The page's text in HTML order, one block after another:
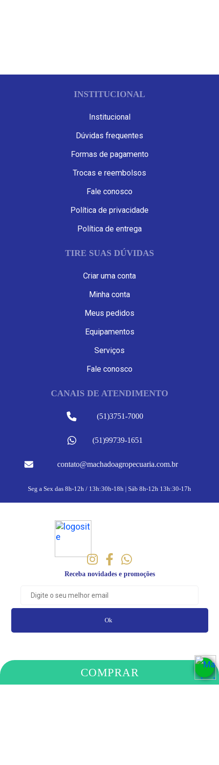
COMPRAR
INSTITUCIONAL
Institucional
Dúvidas frequentes
Formas de pagamento
Trocas e reembolsos
Fale conosco
Política de privacidade
Política de entrega
TIRE SUAS DÚVIDAS
Criar uma conta
Minha conta
Meus pedidos
Equipamentos
Serviços
Fale conosco
CANAIS DE ATENDIMENTO
(51)3751-7000
(51)99739-1651
contato@machadoagropecuaria.com.br
Seg a Sex das 8h-12h / 13h:30h-18h | Sáb 8h-12h 13h:30-17h
Receba novidades e promoções
Ok